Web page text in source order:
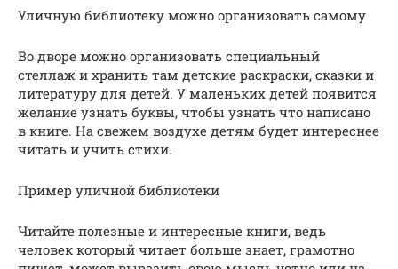
Уличную библиотеку можно организовать самому
Во дворе можно организовать специальный
стеллаж и хранить там детские раскраски, сказки и
литературу для детей. У маленьких детей появится
желание узнать буквы, чтобы узнать что написано
в книге. На свежем воздухе детям будет интереснее
читать и учить стихи.
Пример уличной библиотеки
Читайте полезные и интересные книги, ведь
человек который читает больше знает, грамотно